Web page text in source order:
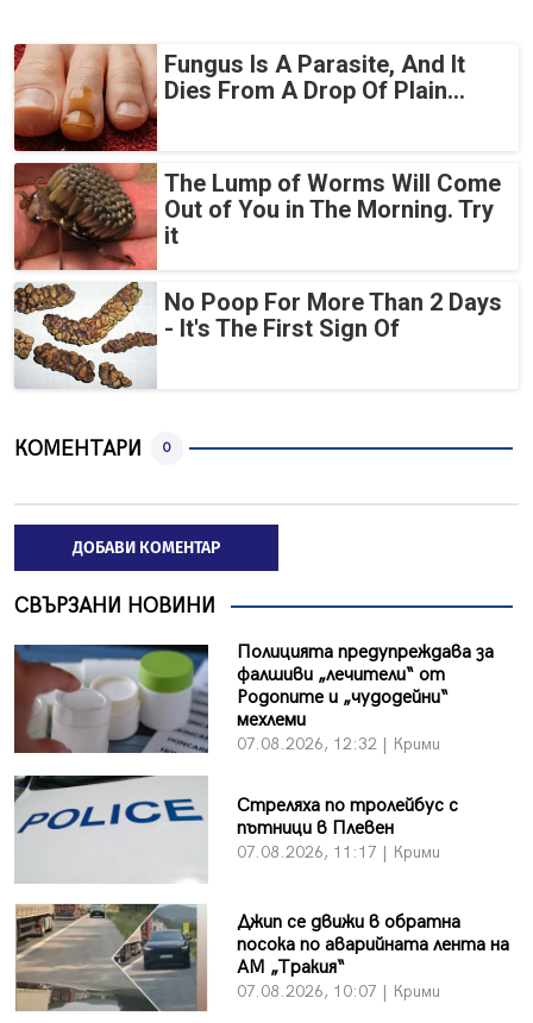
Fungus Is A Parasite, And It
Dies From A Drop Of Plain...
The Lump of Worms Will Come
Out of You in The Morning. Try
it
No Poop For More Than 2 Days
- It's The First Sign Of
КОМЕНТАРИ 0
ДОБАВИ КОМЕНТАР
СВЪРЗАНИ НОВИНИ
Полицията предупреждава за
фалшиви „лечители“ от
Родопите и „чудодейни“
мехлеми
07.08.2026, 12:32 | Крими
Стреляха по тролейбус с
пътници в Плевен
07.08.2026, 11:17 | Крими
Джип се движи в обратна
посока по аварийната лента на
АМ „Тракия“
07.08.2026, 10:07 | Крими